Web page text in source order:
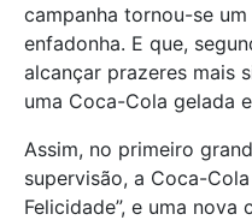
campanha tornou-se
enfadonha. E que,
alcançar prazeres mais
uma Coca-Cola gelada
Assim, no primeiro
supervisão, a Coca-
Felicidade”, e uma nova